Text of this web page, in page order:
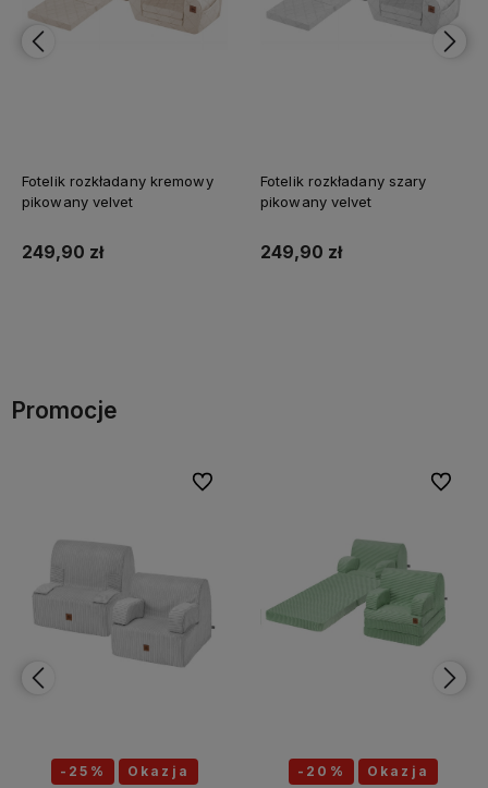
Fotelik rozkładany kremowy
pikowany velvet
249,90 zł
Fotelik rozkładany szary
pikowany velvet
249,90 zł
Promocje
-25% Okazja
Do ulubionych
-20% Okazja
Do